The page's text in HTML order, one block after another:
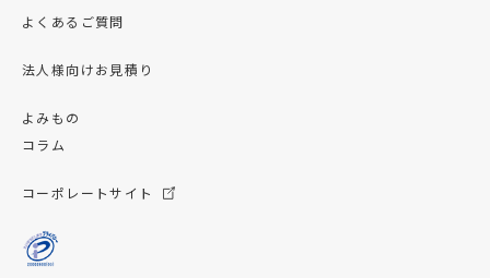
よくあるご質問
法人様向けお見積り
よみもの
コラム
コーポレートサイト